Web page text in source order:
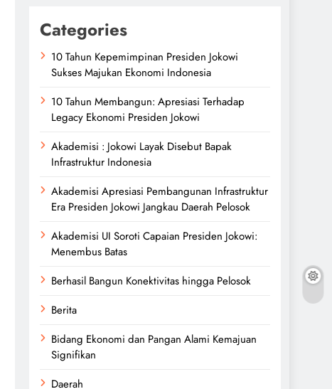
Categories
10 Tahun Kepemimpinan Presiden Jokowi
Sukses Majukan Ekonomi Indonesia
10 Tahun Membangun: Apresiasi Terhadap
Legacy Ekonomi Presiden Jokowi
Akademisi : Jokowi Layak Disebut Bapak
Infrastruktur Indonesia
Akademisi Apresiasi Pembangunan Infrastruktur
Era Presiden Jokowi Jangkau Daerah Pelosok
Akademisi UI Soroti Capaian Presiden Jokowi:
Menembus Batas
Berhasil Bangun Konektivitas hingga Pelosok
Berita
Bidang Ekonomi dan Pangan Alami Kemajuan
Signifikan
Daerah